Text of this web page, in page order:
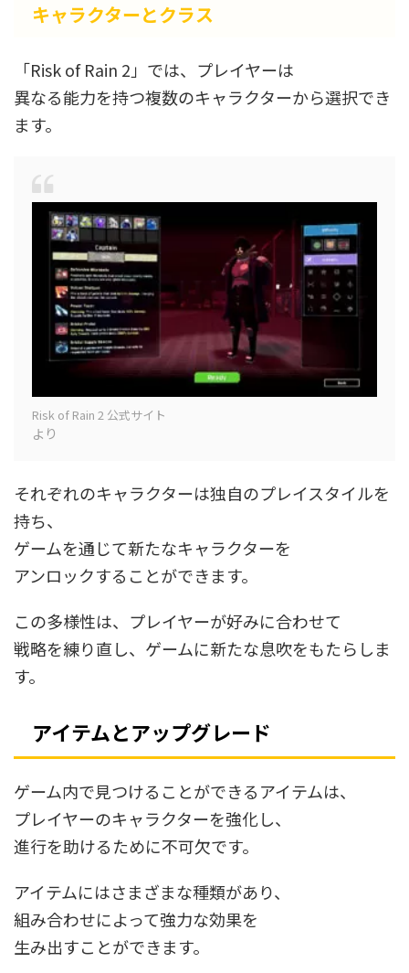
キャラクターとクラス
「Risk of Rain 2」では、プレイヤーは
異なる能力を持つ複数のキャラクターから選択でき
ます。
Risk of Rain 2 公式サイト
より
それぞれのキャラクターは独自のプレイスタイルを
持ち、
ゲームを通じて新たなキャラクターを
アンロックすることができます。
この多様性は、プレイヤーが好みに合わせて
戦略を練り直し、ゲームに新たな息吹をもたらしま
す。
アイテムとアップグレード
ゲーム内で見つけることができるアイテムは、
プレイヤーのキャラクターを強化し、
進行を助けるために不可欠です。
アイテムにはさまざまな種類があり、
組み合わせによって強力な効果を
生み出すことができます。